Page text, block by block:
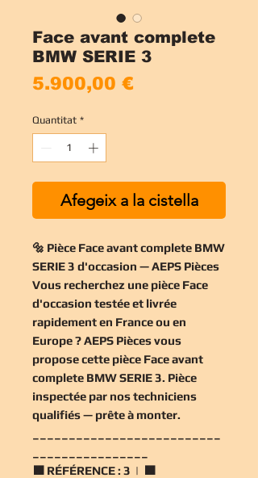
Face avant complete
BMW SERIE 3
5.900,00 €
Quantitat *
Afegeix a la cistella
🔩 Pièce Face avant complete BMW
SERIE 3 d'occasion — AEPS Pièces
Vous recherchez une pièce Face
d'occasion testée et livrée
rapidement en France ou en
Europe ? AEPS Pièces vous
propose cette pièce Face avant
complete BMW SERIE 3. Pièce
inspectée par nos techniciens
qualifiés — prête à monter.
🟧 RÉFÉRENCE : 3 | 🟧